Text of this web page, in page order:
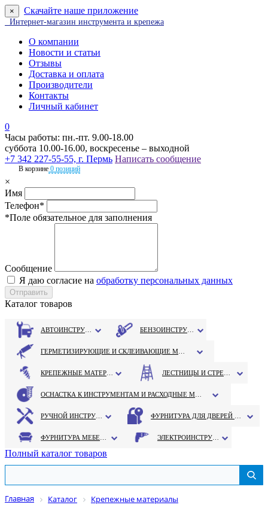
× Скачайте наше приложение
Интернет-магазин инструмента и крепежа
О компании
Новости и статьи
Отзывы
Доставка и оплата
Производители
Контакты
Личный кабинет
0
Часы работы: пн.-пт. 9.00-18.00
суббота 10.00-16.00, воскресенье – выходной
+7 342 227-55-55, г. Пермь Написать сообщение
В корзине 0 позиций
×
Имя
Телефон*
*Поле обязательное для заполнения
Сообщение
Я даю согласие на обработку персональных данных
Каталог товаров
Полный каталог товаров
Главная Каталог
Крепежные материалы